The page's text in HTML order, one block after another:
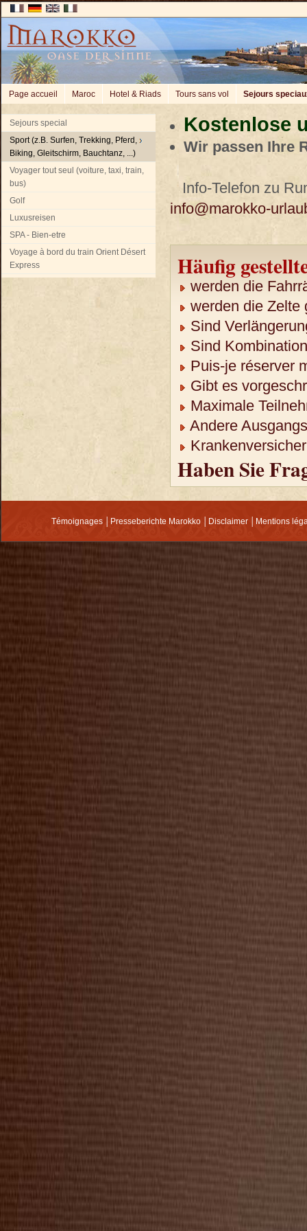
Page accueil Maroc Hotel & Riads Tours sans vol Sejours
Sejours special
Sport (z.B. Surfen, Trekking, Pferd,
Biking, Gleitschirm, Bauchtanz, ...)
Voyager tout seul (voiture, taxi, train,
bus)
Golf
Luxusreisen
SPA - Bien-etre
Voyage à bord du train Orient Désert
Express
Kostenlose
Wir passen Ihre
Info-Telefon zu
info@marokko-
Häufig
werden die
werden die Zelte
Sind
Sind
Puis-je réserver
Gibt es
Maximale
Andere
Haben Sie
Témoignages Presseberichte Marokko Disclaimer Mentions